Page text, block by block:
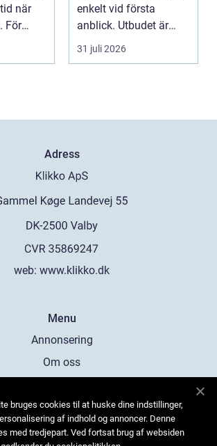
när
För
enkelt vid första
anblick. Utbudet är
stort, standarden är
gen...
31 juli 2026
Adress
web: www.klikko.dk
Menu
Annonsering
Om oss
Kontakta oss
Sitemap
bruges cookies til at huske dine indstillinger,
af indhold og annoncer. Denne
med tredjepart. Ved fortsat brug af websiden